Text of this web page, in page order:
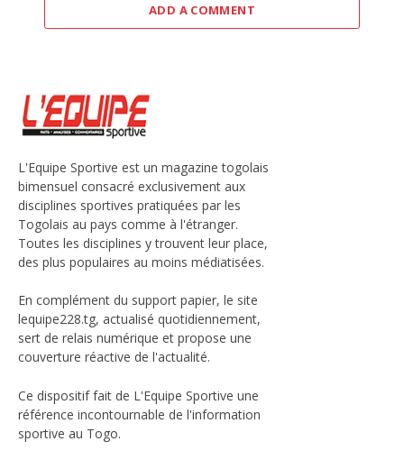
ADD A COMMENT
L'Equipe Sportive est un magazine togolais
bimensuel consacré exclusivement aux
disciplines sportives pratiquées par les
Togolais au pays comme à l'étranger.
Toutes les disciplines y trouvent leur place,
des plus populaires au moins médiatisées.
En complément du support papier, le site
lequipe228.tg, actualisé quotidiennement,
sert de relais numérique et propose une
couverture réactive de l'actualité.
Ce dispositif fait de L'Equipe Sportive une
référence incontournable de l'information
sportive au Togo.